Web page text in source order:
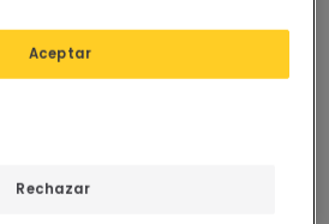
Rechazar
Aceptar